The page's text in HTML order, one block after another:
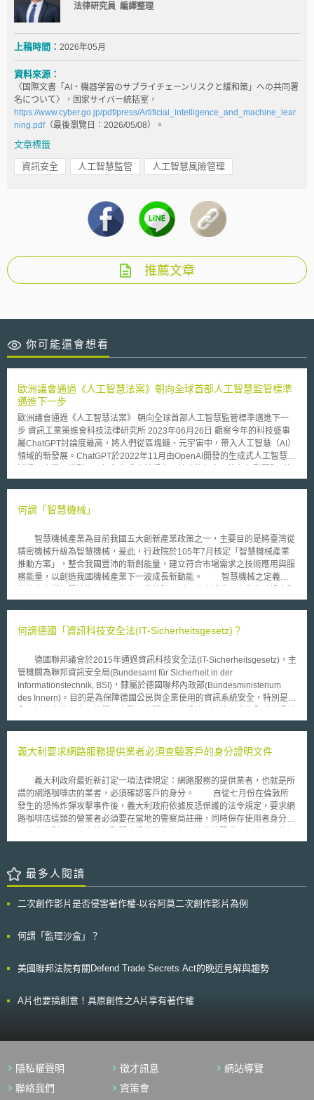
法律研究員 編譯整理
上稿時間： 2026年05月
資料來源：
〈国際文書「AI・機器学習のサプライチェーンリスクと緩和策」への共同署
名について〉，国家サイバー統括室，
https://www.cyber.go.jp/pdf/press/Artificial_intelligence_and_machine_lear
ning.pdf（最後瀏覽日：2026/05/08）。
文章標籤
資訊安全 人工智慧監管 人工智慧風險管理
推薦文章
你可能還會想看
歐洲議會通過《人工智慧法案》朝向全球首部人工智慧監管標準
邁進下一步
歐洲議會通過《人工智慧法案》 朝向全球首部人工智慧監管標準邁進下一
步 資訊工業策進會科技法律研究所 2023年06月26日 觀察今年的科技盛事
屬ChatGPT討論度最高，將人們從區塊鏈、元宇宙中，帶入人工智慧（AI）
領域的新發展。ChatGPT於2022年11月由OpenAI開發的生成式人工智慧，
科學、歷史）、生成邏輯結構之文章（如翻譯、新聞標題）、圖形、影像等
險之管理及相關應用之規範又該如何，或許可從歐盟的法制發展看出端倪。
Commission）早在2018年6月成立人工智慧高級專家組（AI HLEG），並
於隔年（2019）4月提出「可信賴的人工智慧倫理準則」（Ethics
Guidelines for Trustworthy AI），要求人工智慧需遵守人類自主、傷害預
防、公平、透明公開等倫理原則。於2021年4月21日歐盟執委會提出「人工
智慧法律調和規則草案」（Proposal for a Regulation Laying Down
Amending Certain Union Legislative Acts）（以下稱人工智慧法案），於
（Civil Liberties Committee）通過並交由歐洲議會審議（European
盟理事會（Council of the European Union）與辯論協商，尋求具共識的最
終文本[1]。 貳、重點說明 由於「歐盟議會通過」不等於「法案通過」，實
際上歐盟立法機制不同於我國，以下透過法案內容說明的契機，概述一般情
況下歐盟之立法流程： 一、歐盟立法過程 通常情況下，法案由歐盟執委會
（下簡稱執委會）提出，送交歐盟理事會及歐洲議會，作為歐盟的「立法
者」歐洲理事會（下簡稱理事會）與歐洲議會（下簡稱議會）將針對法案獨
階段若理事會與議會對於執委會版本無修改且通過，則法案通過，若任一機
是否能通過，取決於理事會與議會是否取得共識，並於各自機關內表決通過
[2]。 目前《人工智慧法案》仍處於一讀階段，由於法案具備爭議性且人工
智慧發展所因應而生之爭議迫在眉睫，議會通過後將與執委會、理事會進入
「三方會談」（Trilogue）的非正式會議，期望針對法案內容取得共識。
險」則為法案規範之重點，除針對系統技術穩健、資料處理及保存訂有規範
外，針對人為介入、安全性等也訂定標準。 而針對高風險之範疇，此次議
會決議即擴大其適用範圍，將涉及兒童認知、情緒等教育及深度偽造技術
基準），由執委會評估是否列為高風險系統。針對目前討論度高的生成式人
露其為生成式人工智慧所產出之內容或結果，並摘要說明所涉及之智慧財產
權[3]。 （二）禁止項目 關於《人工智慧法案》對於高風險系統之要求，從
之權限。歐盟禁止人工智慧系統影響身理及心理，包含對於特定族群如孩
感資訊的蒐集如性別、種族、政治傾向等，及其他臉部辨識、執法、邊境管
制、情緒辨識等項目[4]。 參、事件評析 有關《人工智慧法案》雖歐洲議會
已一讀通過，然而後續仍要面對與歐盟理事會的協商討論，並取得共識才能
何謂「智慧機械」
智慧機械產業為目前我國五大創新產業政策之一，主要目的是將臺灣從
精密機械升級為智慧機械，爰此，行政院於105年7月核定「智慧機械產業
推動方案」，整合我國豐沛的新創能量，建立符合市場需求之技術應用與服
務能量，以創造我國機械產業下一波成長新動能。 智慧機械之定義係
自動排程等智慧化功能，並具備提供Total Solution及建立差異化競爭優勢之
量資料、3D列印、網實融合CPS、感測器等產業。而智慧製造係指產業導
端及網路與消費者快速連結，提供大量客製化之產品，形成聯網製造服務體
系。 未來我國智慧機械與智慧製造領域仍待研發突破之項目有：工業
用等級之視覺／觸覺／力感知等感測模組與驅動控制技術；微型感測元件智
慧化；開放性標準網路通訊技術；機器型通訊及安全技術；耐延遲及低耗能
機器聯網；健全人機智能介面，提升人機協同安全與效率；智慧聯網共通服
準確性及可靠度；機器人智慧整合能力及反應速度；供需產能整合與決策系
何謂德國「資訊科技安全法(IT-Sicherheitsgesetz)？
德國聯邦議會於2015年通過資訊科技安全法(IT-Sicherheitsgesetz)，主
管機關為聯邦資訊安全局(Bundesamt für Sicherheit in der
Informationstechnik, BSI)，隸屬於德國聯邦內政部(Bundesministerium
des Innern)。目的是為保障德國公民與企業使用的資訊系統安全，特別是在
技系統及數位基礎設施安全的先驅與各國的模範，同時藉此強化德國資訊科
設施上改進企業資訊科技安全、保護公民的網路安全、確保德國聯邦資訊科
權力。 該法主要係針對關鍵基礎設施營運者(Kritische
Infrastrukturbetreiber) 進行安全要求，例如在能源、資訊科技、電信、運輸
和交通、醫療、水利、食品、金融與保險等領域的企業。德國聯邦政府要求
關鍵基礎設施的營運商，要滿足資訊科技安全的最低標準，且須向聯邦資訊
安全局通報資訊安全事件。聯邦資訊安全局要對關鍵基礎設施營運商的資訊
義大利要求網路服務提供業者必須查驗客戶的身分證明文件
義大利政府最近新訂定一項法律規定：網路服務的提供業者，也就是所
謂的網路咖啡店的業者，必須確認客戶的身分。 自從七月份在倫敦所
發生的恐怖炸彈攻擊事件後，義大利政府依據反恐保護的法令規定，要求網
路咖啡店這類的營業者必須要在當地的警察局註冊，同時保存使用者身分證
的工作成本，也影響到他們的生意。網路咖啡業者指出，大部份上網咖的客
件，要不然就是不願意主動的配合查驗身分。事實上，多數的使用者都只提
供其姓名，而並沒有提供護照文件的號碼，至於照片影本的提供更是少數中
外，驗證身分的措施僅對於害怕被查驗身分的非法移民有效。大部分的人不
求的保護目的根本無法達成。 義大利是唯一要求網路服務提供業者去
最多人閱讀
二次創作影片是否侵害著作權-以谷阿莫二次創作影片為例
何謂「監理沙盒」？
美國聯邦法院有關Defend Trade Secrets Act的晚近見解與趨勢
A片也要搞創意！具原創性之A片享有著作權
隱私權聲明 徵才訊息
網站導覽
聯絡我們
資策會